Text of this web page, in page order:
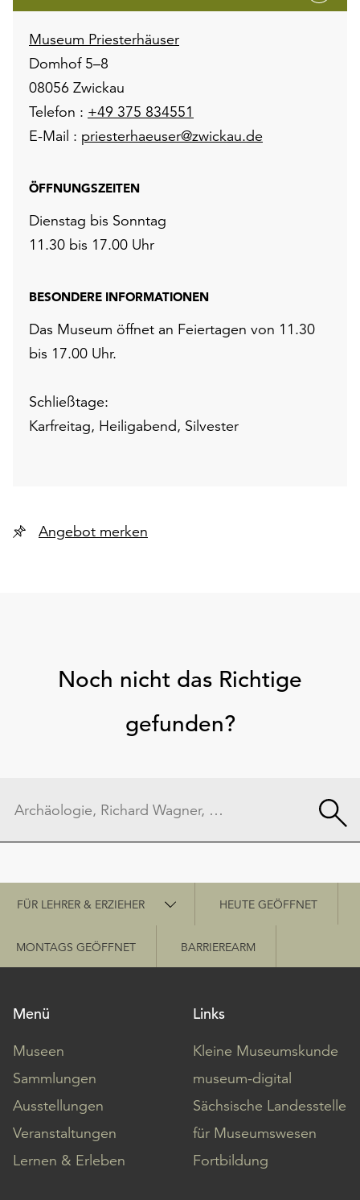
Museum Priesterhäuser
Domhof 5–8
08056 Zwickau
Telefon : +49 375 834551
E-Mail : priesterhaeuser@zwickau.de
ÖFFNUNGSZEITEN
Dienstag bis Sonntag
11.30 bis 17.00 Uhr
BESONDERE INFORMATIONEN
Das Museum öffnet an Feiertagen von 11.30
bis 17.00 Uhr.
Schließtage:
Karfreitag, Heiligabend, Silvester
Angebot merken
Noch nicht das Richtige
gefunden?
Schnellzugriff
FÜR LEHRER & ERZIEHER HEUTE GEÖFFNET
MONTAGS GEÖFFNET BARRIEREARM
Menü
Museen
Sammlungen
Ausstellungen
Veranstaltungen
Lernen & Erleben
Links
Kleine Museumskunde
museum-digital
Sächsische Landesstelle
für Museumswesen
Fortbildung